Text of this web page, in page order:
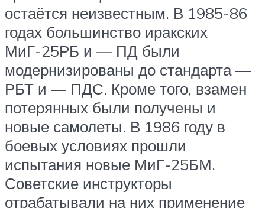
остаётся неизвестным. В 1985-86
годах большинство иракских
МиГ-25РБ и — ПД были
модернизированы до стандарта —
РБТ и — ПДС. Кроме того, взамен
потерянных были получены и
новые самолеты. В 1986 году в
боевых условиях прошли
испытания новые МиГ-25БМ.
Советские инструкторы
отрабатывали на них применение